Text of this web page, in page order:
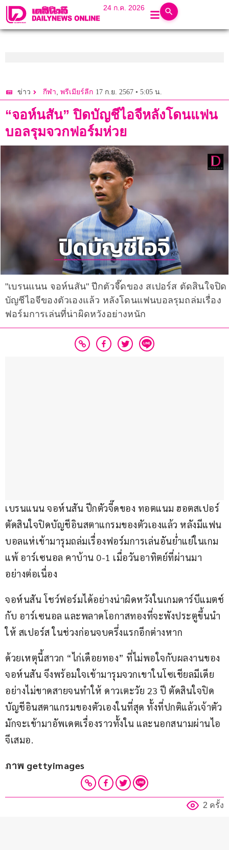
24 ก.ค. 2026
ข่าว กีฬา, พรีเมียร์ลีก 17 ก.ย. 2567 • 5:05 น.
“จอห์นสัน” ปิดบัญชีไอจีหลังโดนแฟน
บอลรุมจวกฟอร์มห่วย
"เบรนแนน จอห์นสัน" ปีกตัวจี๊ดของ สเปอร์ส ตัดสินใจปิด
บัญชีไอจีของตัวเองแล้ว หลังโดนแฟนบอลรุมถล่มเรื่อง
ฟอร์มการเล่นที่น่าผิดหวังอย่างหนัก
เบรนแนน จอห์นสัน ปีกตัวจี๊ดของ ทอตแนม ฮอตสเปอร์
ตัดสินใจปิดบัญชีอินสตาแกรมของตัวเองแล้ว หลังมีแฟน
บอลแห่เข้ามารุมถล่มเรื่องฟอร์มการเล่นอันย่ำแย่ในเกม
แพ้ อาร์เซนอล คาบ้าน 0-1 เมื่อวันอาทิตย์ที่ผ่านมา
อย่างต่อเนื่อง
จอห์นสัน โชว์ฟอร์มได้อย่างน่าผิดหวังในเกมดาร์บีแมตช์
กับ อาร์เซนอล และพลาดโอกาสทองที่จะพังประตูขึ้นนำ
ให้ สเปอร์ส ในช่วงก่อนจบครึ่งแรกอีกต่างหาก
ด้วยเหตุนี้สาวก “ไก่เดือยทอง” ที่ไม่พอใจกับผลงานของ
จอห์นสัน จึงพร้อมใจเข้ามารุมจวกเขาในโซเชียลมีเดีย
อย่างไม่ขาดสายจนทำให้ ดาวเตะวัย 23 ปี ตัดสินใจปิด
บัญชีอินสตาแกรมของตัวเองในที่สุด ทั้งที่ปกติแล้วเจ้าตัว
มักจะเข้ามาอัพเดตเรื่องราวทั้งใน และนอกสนามผ่านไอ
จีเสมอ.
ภาพ gettyimages
2 ครั้ง